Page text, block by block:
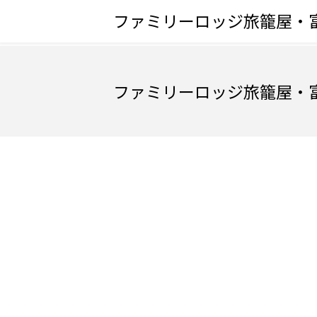
ファミリーロッジ旅籠屋・
ファミリーロッジ旅籠屋・